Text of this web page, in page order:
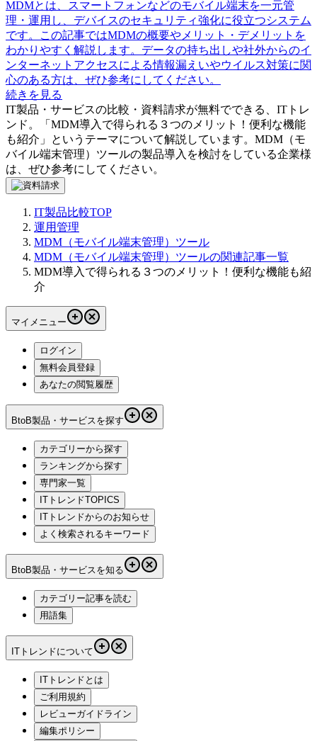
MDMとは、スマートフォンなどのモバイル端末を一元管
理・運用し、デバイスのセキュリティ強化に役立つシステム
です。この記事ではMDMの概要やメリット・デメリットを
わかりやすく解説します。データの持ち出しや社外からのイ
ンターネットアクセスによる情報漏えいやウイルス対策に関
心のある方は、ぜひ参考にしてください。
続きを見る
IT製品・サービスの比較・資料請求が無料でできる、ITトレ
ンド。「 MDM導入で得られる３つのメリット！便利な機能
も紹介 」というテーマについて解説しています。 MDM（モ
バイル端末管理）ツールの製品導入を検討をしている企業様
は、ぜひ参考にしてください。
IT製品比較TOP
運用管理
MDM（モバイル端末管理）ツール
MDM（モバイル端末管理）ツールの関連記事一覧
MDM導入で得られる３つのメリット！便利な機能も紹
介
マイメニュー
ログイン
無料会員登録
あなたの閲覧履歴
BtoB製品・サービスを探す
カテゴリーから探す
ランキングから探す
専門家一覧
ITトレンドTOPICS
ITトレンドからのお知らせ
よく検索されるキーワード
BtoB製品・サービスを知る
カテゴリー記事を読む
用語集
ITトレンドについて
ITトレンドとは
ご利用規約
レビューガイドライン
編集ポリシー